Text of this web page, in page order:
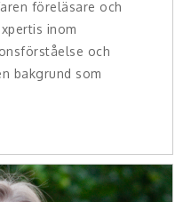
HR
föreläsare och
inom
och
bakgrund som